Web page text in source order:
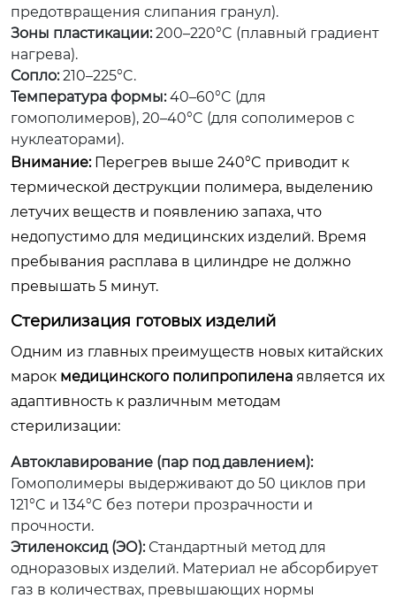
предотвращения слипания гранул).
Зоны пластикации:200–220°C (плавный градиент
нагрева).
Сопло:210–225°C.
Температура формы:40–60°C (для
гомополимеров), 20–40°C (для сополимеров с
нуклеаторами).
Внимание:Перегрев выше 240°C приводит к
термической деструкции полимера, выделению
летучих веществ и появлению запаха, что
недопустимо для медицинских изделий. Время
пребывания расплава в цилиндре не должно
превышать 5 минут.
Стерилизация готовых изделий
Одним из главных преимуществ новых китайских
марок медицинского полипропилена является их
адаптивность к различным методам
стерилизации:
Автоклавирование (пар под давлением):
Гомополимеры выдерживают до 50 циклов при
121°C и 134°C без потери прозрачности и
прочности.
Этиленоксид (ЭО):Стандартный метод для
одноразовых изделий. Материал не абсорбирует
газ в количествах, превышающих нормы